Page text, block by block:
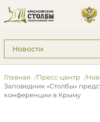
Подразделы: Пресс-центр
Главная Пресс-центр
Заповедник «Столбы»
конференции в Крыму